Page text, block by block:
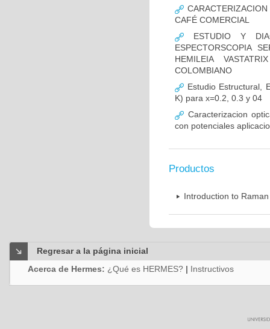
CAFÉ COMERCIAL
ESTUDIO Y
ESPECTORSCOPIA
HEMILEIA
COLOMBIANO
Estudio Estructural,
K) para x=0.2, 0.3 y 04
Caracterizacion
con potenciales
Productos
Introduction to
Regresar a la página inicial
Acerca de Hermes: ¿Qué es HERMES? | Instructivos